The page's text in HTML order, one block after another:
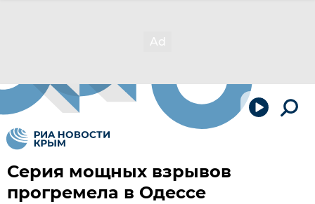
Серия мощных взрывов
прогремела в Одессе